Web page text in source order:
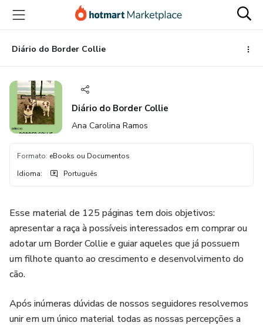
para
conteúdo
principal
para
pagamento
para
rodapé
Diário do Border Collie
Diário do Border Collie
Ana Carolina Ramos
Formato: eBooks ou Documentos
Idioma: Português
Esse material de 125 páginas tem dois objetivos:
apresentar a raça à possíveis interessados em comprar ou
adotar um Border Collie e guiar aqueles que já possuem
um filhote quanto ao crescimento e desenvolvimento do
cão.
Após inúmeras dúvidas de nossos seguidores resolvemos
unir em um único material todas as nossas percepções a